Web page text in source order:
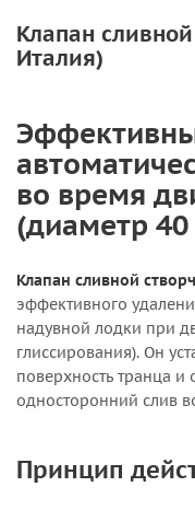
Клапан
Италия)
во время
(диаметр
Клапан сливной
эффективного
надувной лодки при
глиссирования). Он
поверхность транца и
односторонний слив
Принцип